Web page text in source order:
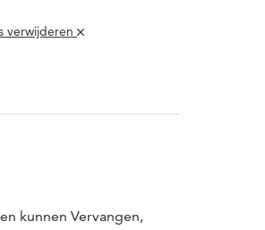
verwijderen
kunnen Vervangen,